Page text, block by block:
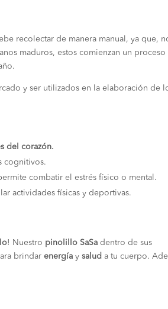
recolectar de manera manual, ya que,
maduros, estos comienzan un proceso
y ser utilizados en la elaboración de
del corazón.
cognitivos.
combatir el estrés físico o mental.
actividades físicas y deportivas.
! Nuestro pinolillo SaSadentro de sus
brindarenergía ysalud a tu cuerpo.